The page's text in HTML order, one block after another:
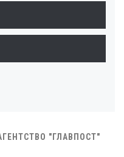
"ГЛАВПОСТ"